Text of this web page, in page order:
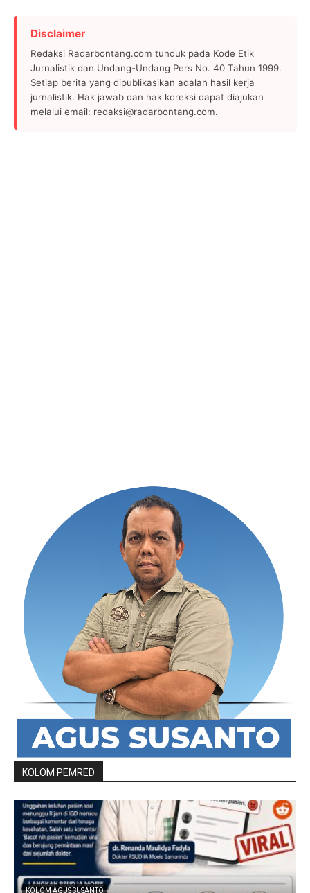
Disclaimer
Redaksi Radarbontang.com tunduk pada Kode Etik
Jurnalistik dan Undang-Undang Pers No. 40 Tahun 1999.
Setiap berita yang dipublikasikan adalah hasil kerja
jurnalistik. Hak jawab dan hak koreksi dapat diajukan
melalui email: redaksi@radarbontang.com.
KOLOM PEMRED
KOLOM AGUS SUSANTO